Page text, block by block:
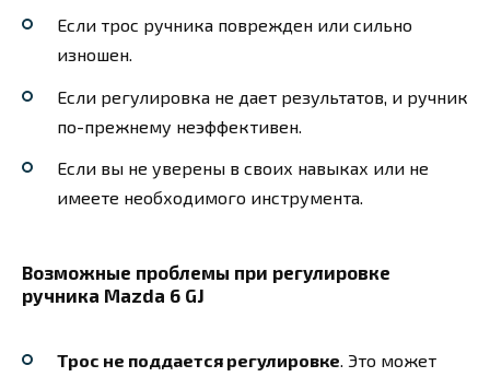
Если трос ручника поврежден или сильно
изношен.
Если регулировка не дает результатов, и ручник
по-прежнему неэффективен.
Если вы не уверены в своих навыках или не
имеете необходимого инструмента.
Возможные проблемы при регулировке
ручника Mazda 6 GJ
Трос не поддается регулировке . Это может